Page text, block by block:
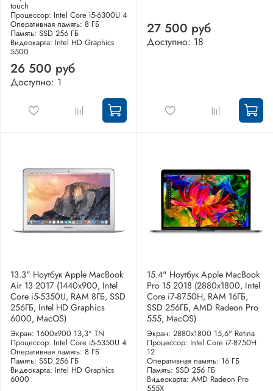
touch
Процессор: Intel Core i5-6300U 4
Оперативная память: 8 ГБ
Память: SSD 256 ГБ
Видеокарта: Intel HD Graphics
5500
26 500 руб
Доступно: 1
27 500 руб
Доступно: 18
13.3" Ноутбук Apple MacBook
Air 13 2017 (1440x900, Intel
Core i5-5350U, RAM 8ГБ, SSD
256ГБ, Intel HD Graphics
6000, MacOS)
Экран: 1600x900 13,3" TN
Процессор: Intel Core i5-5350U 4
Оперативная память: 8 ГБ
Память: SSD 256 ГБ
Видеокарта: Intel HD Graphics
6000
15.4" Ноутбук Apple MacBook
Pro 15 2018 (2880x1800, Intel
Core i7-8750H, RAM 16ГБ,
SSD 256ГБ, AMD Radeon Pro
555, MacOS)
Экран: 2880x1800 15,6" Retina
Процессор: Intel Core i7-8750H
12
Оперативная память: 16 ГБ
Память: SSD 256 ГБ
Видеокарта: AMD Radeon Pro
555X